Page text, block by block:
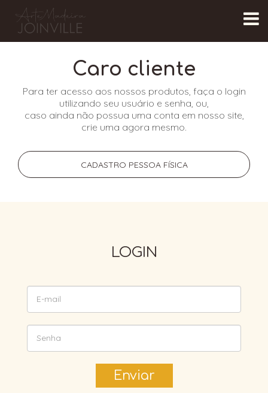
Caro cliente
Para ter acesso aos nossos produtos, faça o login
utilizando seu usuário e senha, ou,
caso ainda não possua uma conta em nosso site,
crie uma agora mesmo.
CADASTRO PESSOA FÍSICA
LOGIN
Enviar